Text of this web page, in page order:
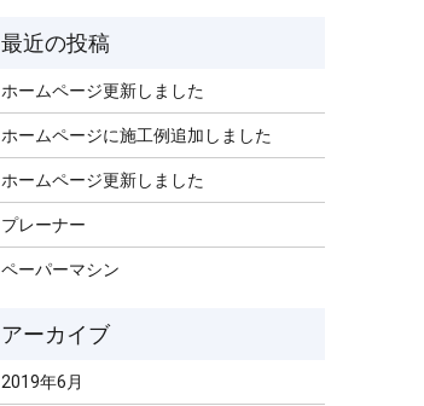
ホームページ更新しました
ホームページに施工例追加しました
ホームページ更新しました
プレーナー
ペーパーマシン
2019年6月